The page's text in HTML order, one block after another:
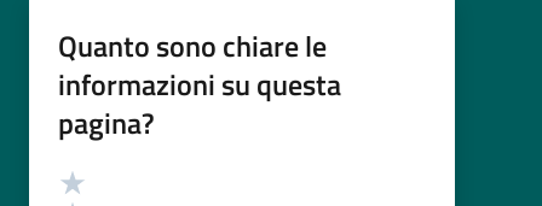
Quanto sono chiare le
informazioni su questa
pagina?
Valutazione